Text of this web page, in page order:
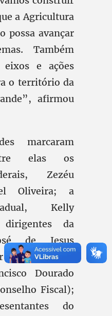
a Agricultura
possa avançar
Também
e ações
o território da
afirmou
marcaram
elas os
Zezéu
Oliveira; a
Kelly
da
de Jesus
de Políticas
Dourado
Fiscal);
do